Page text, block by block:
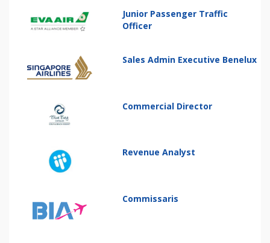
Junior Passenger Traffic
Officer
Sales Admin Executive Benelux
Commercial Director
Revenue Analyst
Commissaris